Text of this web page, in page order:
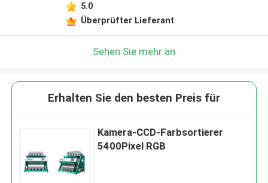
5.0
Überprüfter Lieferant
Sehen Sie mehr an
Erhalten Sie den besten Preis für
Kamera-CCD-Farbsortierer
5400Pixel RGB